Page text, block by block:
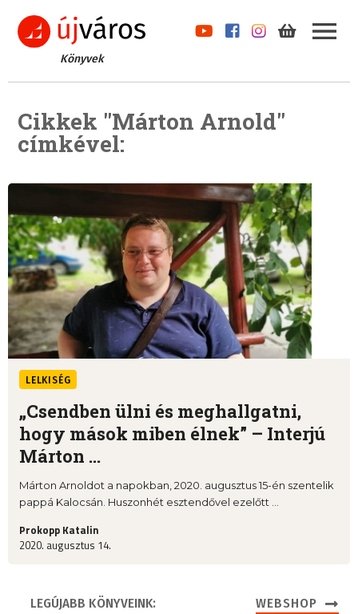
Könyvek
Cikkek "Márton Arnold"
címkével:
LELKISÉG
„Csendben ülni és meghallgatni,
hogy mások miben élnek” – Interjú
Márton ...
Márton Arnoldot a napokban, 2020. augusztus 15-én szentelik
pappá Kalocsán. Huszonhét esztendővel ezelőtt ...
Prokopp Katalin
2020. augusztus 14.
LEGÚJABB KÖNYVEINK: WEBSHOP